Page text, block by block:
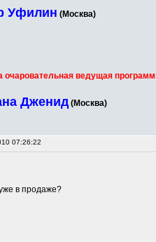
Уфилин (Москва)
очаровательная ведущая
Дженид (Москва)
07:26:22
в продаже?